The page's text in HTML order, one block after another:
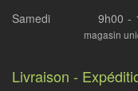
Samedi
9h00 -
magasin
Livraison -